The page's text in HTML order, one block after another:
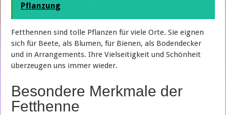
Pflanzung
Fetthennen sind tolle Pflanzen für viele Orte. Sie eignen
sich für Beete, als Blumen, für Bienen, als Bodendecker
und in Arrangements. Ihre Vielseitigkeit und Schönheit
überzeugen uns immer wieder.
Besondere Merkmale der
Fetthenne